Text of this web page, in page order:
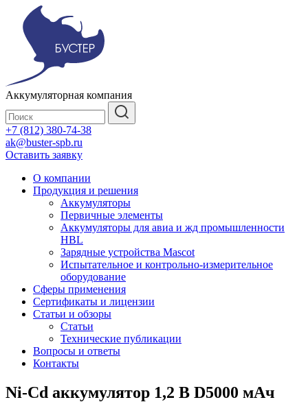
Аккумуляторная компания
+7 (812) 380-74-38
ak@buster-spb.ru
Оставить заявку
О компании
Продукция и решения
Аккумуляторы
Первичные элементы
Аккумуляторы для авиа и жд промышленности
HBL
Зарядные устройства Mascot
Испытательное и контрольно-измерительное
оборудование
Сферы применения
Сертификаты и лицензии
Статьи и обзоры
Статьи
Технические публикации
Вопросы и ответы
Контакты
Ni-Cd аккумулятор 1,2 В D5000 мАч